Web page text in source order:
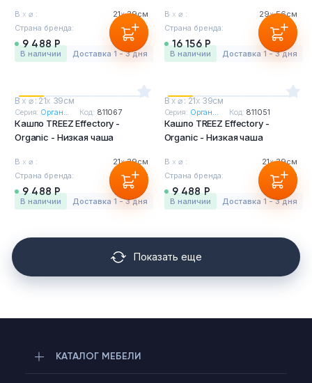
В х ⌀ : 21х39см
Страна бренда:
Бельгия
9 488 Р
в наличии Доставка 1 - 3 дня
В х ⌀ : 29х56см
Страна бренда:
Бельгия
16 156 Р
в наличии Доставка 1 - 3 дня
В х ⌀ : 21х 39см
Серия: Орган... Код: 811067
Кашпо TREEZ Effectory -
Organic - Низкая чаша
В х ⌀ : 21х39см
Страна бренда:
Бельгия
9 488 Р
в наличии Доставка 1 - 3 дня
В х ⌀ : 21х 39см
Серия: Орган... Код: 811051
Кашпо TREEZ Effectory -
Organic - Низкая чаша
В х ⌀ : 21х39см
Страна бренда:
Бельгия
9 488 Р
в наличии Доставка 1 - 3 дня
Показать еще
КАТАЛОГ МЕБЕЛИ